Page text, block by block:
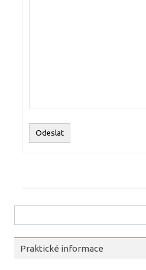
Odeslat
Praktické informace